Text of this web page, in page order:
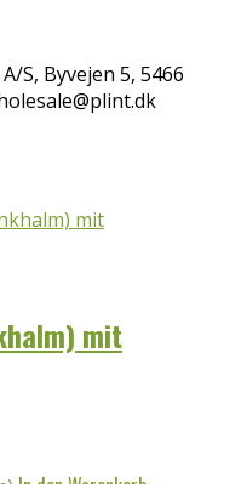
S, Byvejen 5, 5466
mit